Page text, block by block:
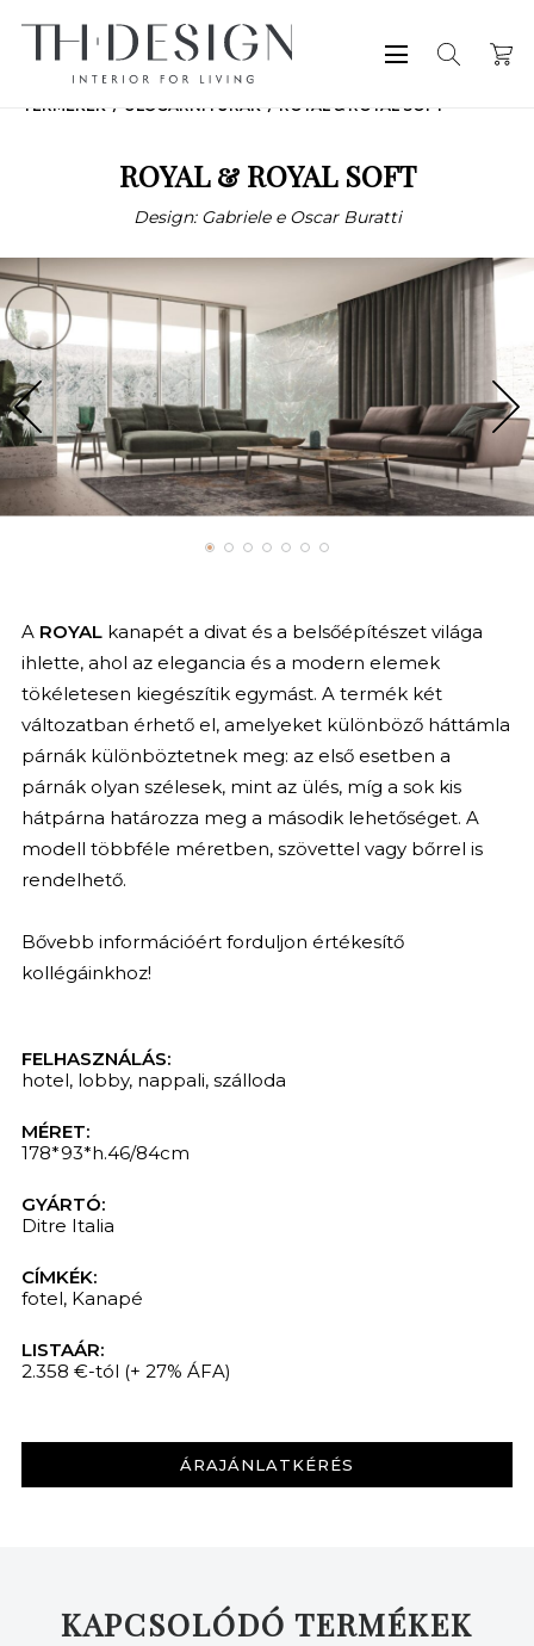
TERMÉKEK ÜLŐGARNITÚRÁK ROYAL & ROYAL SOFT
ROYAL & ROYAL SOFT
Design: Gabriele e Oscar Buratti
A ROYALkanapét a divat és a belsőépítészet világa
ihlette, ahol az elegancia és a modern elemek
tökéletesen kiegészítik egymást. A termék két
változatban érhető el, amelyeket különböző háttámla
párnák különböztetnek meg: az első esetben a
párnák olyan szélesek, mint az ülés, míg a sok kis
hátpárna határozza meg a második lehetőséget. A
modell többféle méretben, szövettel vagy bőrrel is
rendelhető.
Bővebb információért forduljon értékesítő
kollégáinkhoz!
FELHASZNÁLÁS:
hotel, lobby, nappali, szálloda
MÉRET:
178*93*h.46/84cm
GYÁRTÓ:
Ditre Italia
CÍMKÉK:
fotel, Kanapé
LISTAÁR:
2.358 €-tól (+ 27% ÁFA)
ÁRAJÁNLATKÉRÉS
KAPCSOLÓDÓ TERMÉKEK